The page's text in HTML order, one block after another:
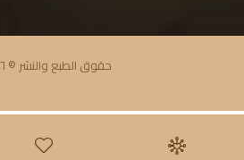
حقوق الطبع والنشر © ٢٠٢٦، جميع الحقوق محفوظة